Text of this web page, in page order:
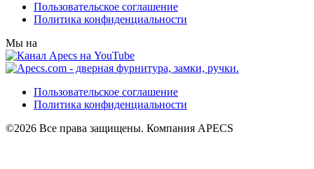
Пользовательское соглашение
Политика конфиденциальности
Мы на
Пользовательское соглашение
Политика конфиденциальности
©2026 Все права защищены. Компания APECS